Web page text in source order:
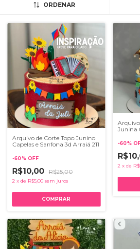
ORDENAR
Arquivo de Corte Topo Junino
Capelas e Sanfona 3d Arraiá 211
-60% OFF
R$10,00 R$25,00
2 x de R$5,00 sem juros
Arquivo
Junina
-60%
2 x de